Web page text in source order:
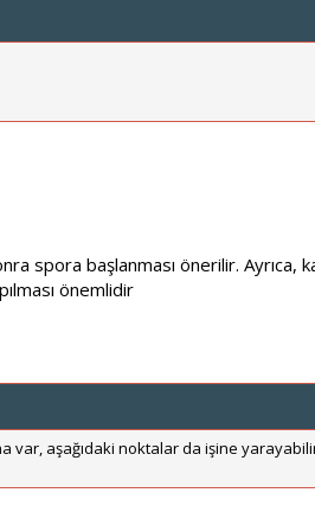
spora başlanması önerilir. Ayrıca,
önemlidir
var, aşağıdaki noktalar da işine